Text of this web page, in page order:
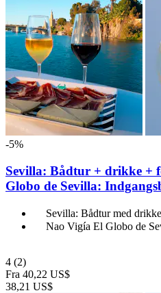
-5%
Sevilla: Bådtur + drikke +
Globo de Sevilla:
Sevilla: Bådtur med
Nao Vigía El Globo de
4 (2)
Fra 40,22 US$
38,21 US$